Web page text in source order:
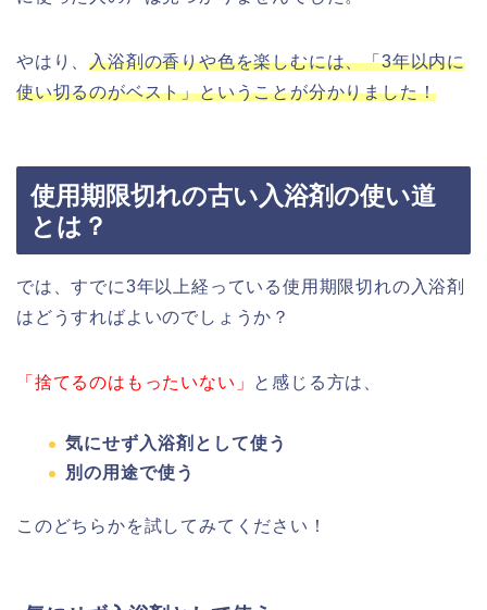
やはり、入浴剤の香りや色を楽しむには、「3年以内に
使い切るのがベスト」ということが分かりました！
使用期限切れの古い入浴剤の使い道
とは？
では、すでに3年以上経っている使用期限切れの入浴剤
はどうすればよいのでしょうか？
「捨てるのはもったいない」 と感じる方は、
気にせず入浴剤として使う
別の用途で使う
このどちらかを試してみてください！